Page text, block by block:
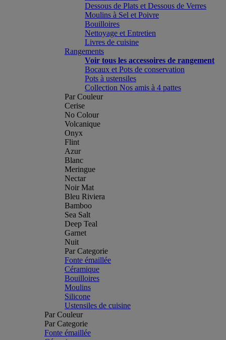
Dessous de Plats et Dessous de Verres
Moulins à Sel et Poivre
Bouilloires
Nettoyage et Entretien
Livres de cuisine
Rangements
Voir tous les accessoires de rangement
Bocaux et Pots de conservation
Pots à ustensiles
Collection Nos amis à 4 pattes
Par Couleur
Cerise
No Colour
Volcanique
Onyx
Flint
Azur
Blanc
Meringue
Nectar
Noir Mat
Bleu Riviera
Bamboo
Sea Salt
Deep Teal
Garnet
Nuit
Par Categorie
Fonte émaillée
Céramique
Bouilloires
Moulins
Silicone
Ustensiles de cuisine
Par Couleur
Par Categorie
Fonte émaillée